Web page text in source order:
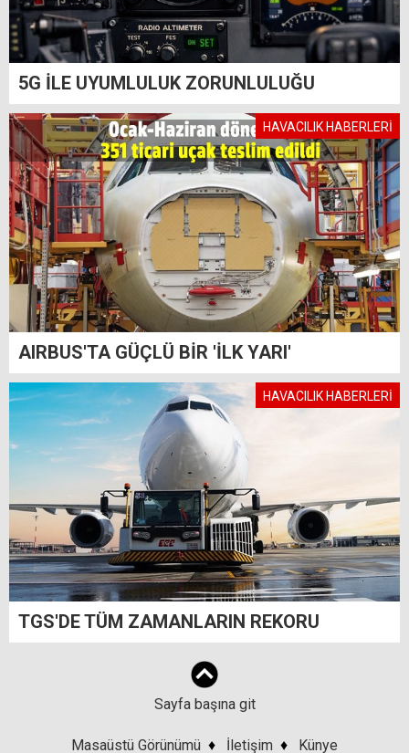
5G İLE UYUMLULUK ZORUNLULUĞU
HAVACILIK HABERLERİ
AIRBUS'TA GÜÇLÜ BİR 'İLK YARI'
HAVACILIK HABERLERİ
TGS'DE TÜM ZAMANLARIN REKORU
Sayfa başına git
Masaüstü Görünümü ♦ İletişim ♦ Künye